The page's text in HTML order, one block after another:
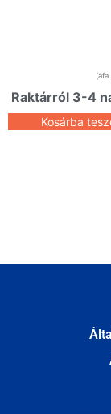
Raktárról 3-4
Kosárba